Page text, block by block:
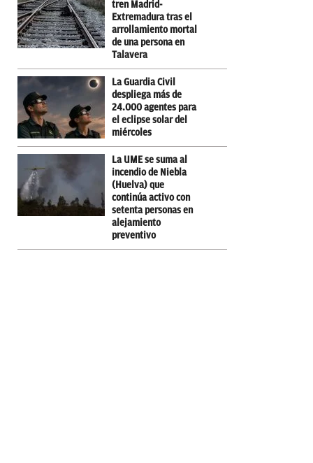
tren Madrid-
Extremadura tras el
arrollamiento mortal
de una persona en
Talavera
La Guardia Civil
despliega más de
24.000 agentes para
el eclipse solar del
miércoles
La UME se suma al
incendio de Niebla
(Huelva) que
continúa activo con
setenta personas en
alejamiento
preventivo